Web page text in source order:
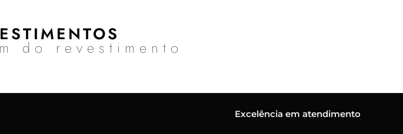
do revestimento
Excelência em atendimento